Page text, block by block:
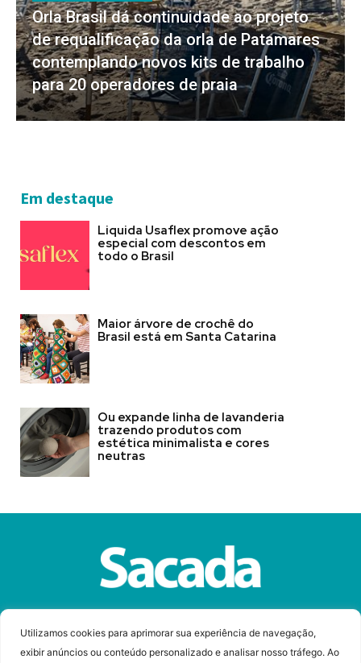
Utilizamos cookies para aprimorar sua experiência de navegação,
exibir anúncios ou conteúdo personalizado e analisar nosso tráfego. Ao
Orla Brasil dá continuidade ao projeto
de requalificação da orla de Patamares
contemplando novos kits de trabalho
para 20 operadores de praia
Em destaque
Liquida Usaflex promove ação
especial com descontos em
todo o Brasil
Maior árvore de crochê do
Brasil está em Santa Catarina
Ou expande linha de lavanderia
trazendo produtos com
estética minimalista e cores
neutras